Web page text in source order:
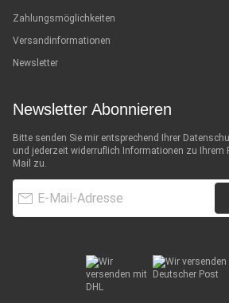
Zahlungsmöglichkeiten
Versandinformationen
Newsletter
Newsletter Abonnieren
Bitte senden Sie mir entsprechend Ihrer
und jederzeit widerruflich Informationen zu Ihrem
Mail zu.